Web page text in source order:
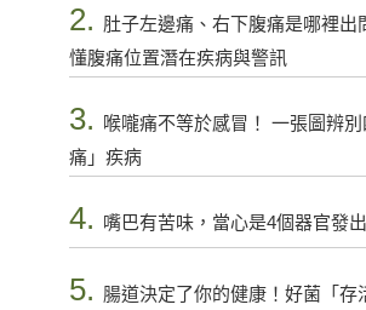
2. 肚子左邊痛、右下腹痛是哪裡出
懂腹痛位置潛在疾病與警訊
3.
喉嚨痛不等於感冒！ 一張圖辨
痛」疾病
4. 嘴巴有苦味，當心是4個器官發
5. 腸道決定了你的健康！好菌「存